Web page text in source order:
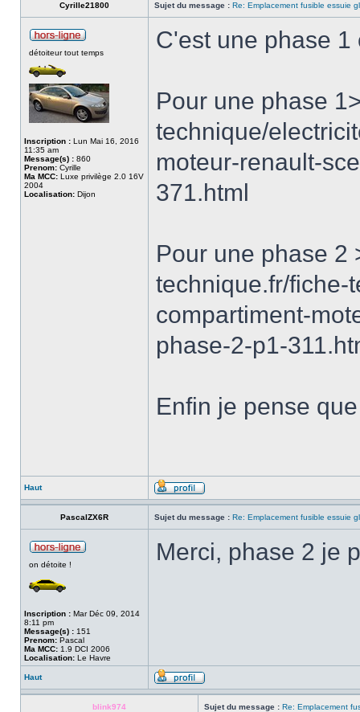
Cyrille21800 Sujet du message : Re: Emplacement fusible essuie
détoiteur tout temps
Inscription : Lun Mai 16, 2016
11:35 am
Message(s) : 860
Prenom: Cyrille
Ma MCC: Luxe privilège 2.0 16V
2004
Localisation: Dijon
C'est une phase 1
Pour une phase
technique/
moteur-renault-
371.html
Pour une phase 2
technique.fr/fiche-
compartiment-
phase-2-p1-
Enfin je pense
Haut
PascalZX6R Sujet du message : Re: Emplacement fusible essuie
on détoite !
Inscription : Mar Déc 09, 2014
8:11 pm
Message(s) : 151
Prenom: Pascal
Ma MCC: 1.9 DCI 2006
Localisation: Le Havre
Merci, phase 2 je
Haut
blink974 Sujet du message : Re: Emplacement